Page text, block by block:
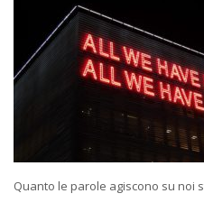
Quanto le parole agiscono su noi